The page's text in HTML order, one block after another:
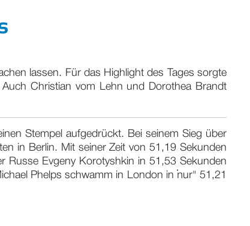
lassen. Für das Highlight des Tages sorgte
Christian vom Lehn und Dorothea Brandt
Stempel aufgedrückt. Bei seinem Sieg über
in Berlin. Mit seiner Zeit von 51,19 Sekunden
Russe Evgeny Korotyshkin in 51,53 Sekunden
Phelps schwamm in London in "nur" 51,21